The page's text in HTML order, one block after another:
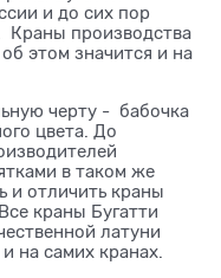
и до сих пор
производства
этом значится и на
черту - бабочка
цвета. До
в таком же
и отличить краны
краны Бугатти
латуни
на самих кранах.